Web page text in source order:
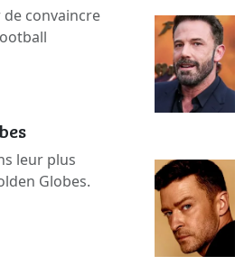
convaincre
leur plus
Globes.